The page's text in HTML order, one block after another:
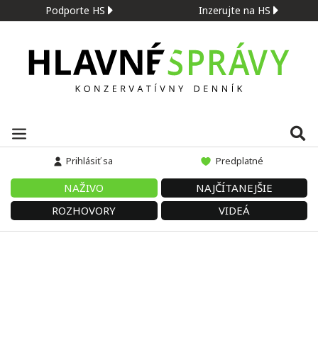
Podporte HS Inzerujte na HS
Prihlásiť sa Predplatné
NAŽIVO
NAJČÍTANEJŠIE
ROZHOVORY
VIDEÁ